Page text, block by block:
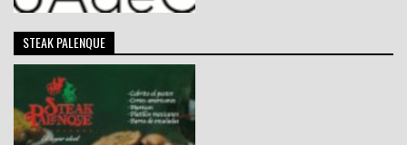
STEAK PALENQUE